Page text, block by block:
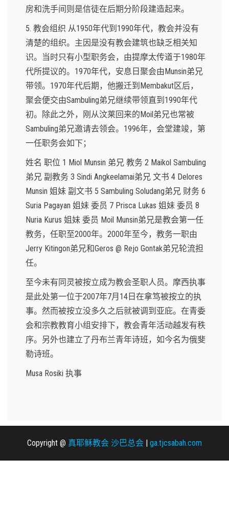
房和洗手间则是信徒在后期分阶段建造起来。
5. 教会组织 从1950年代到1990年代，教会并没有
清楚的组织。主因是没有教会建筑也缺乏相关知
识。当时只有小型职务会，由提摩太传道于1980年
代所提议的。1970年代，安息日聚会由Munsin弟兄
带领。1970年代后期，他搬迁到Membakut区后，
聚会便交由Sambuling弟兄继续带领直到1990年代
初。除此之外，刚从汶莱回来的Moil弟兄也常被
Sambuling弟兄邀请去领会。1996年，会堂建竣，第
一任职务会如下；
姓名 职位 1 Miol Munsin 弟兄 教务 2 Maikol Sambuling
弟兄 副教务 3 Sindi Angkeelamai弟兄 文书 4 Delores
Munsin 姐妹 副文书 5 Sambuling Soludang弟兄 财务 6
Suria Pagayan 姐妹 委员 7 Prisca Lukas 姐妹 委员 8
Nuria Kurus 姐妹 委员 Moil Munsin弟兄是教会第一任
教务，任职至2000年。2000年至今，教务一职由
Jerry Kitingon弟兄和Geros @ Rejo Gontak弟兄轮流担
任。
至今未有同灵被按立成为教会圣职人员。摩西执事
是此处第一位于2007年7月14日在拿笃被按立的执
事。然而被按立没多久之后就被调到亚庇。在青委
会和宗教教育小组安排下，教会青年活动越发有秩
序。另外也建立了丹布兰青年诗班，如今名为俄斐
勒诗班。
Musa Rosiki 执事
Copyright @ 真耶稣教会 沙巴总会 | ga.tjcsabah.com